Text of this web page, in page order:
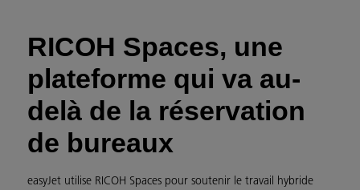
RICOH Spaces, une
plateforme qui va au-
delà de la réservation
de bureaux
easyJet utilise RICOH Spaces pour soutenir le travail hybride